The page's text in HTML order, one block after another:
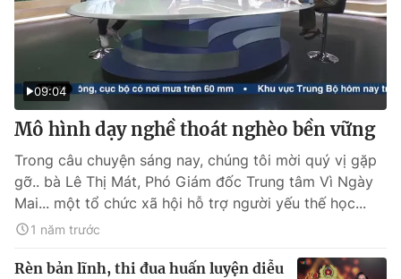
09:04
Mô hình dạy nghề thoát nghèo bền vững
Trong câu chuyện sáng nay, chúng tôi mời quý vị gặp
gỡ.. bà Lê Thị Mát, Phó Giám đốc Trung tâm Vì Ngày
Mai... một tổ chức xã hội hỗ trợ người yếu thế học...
1 năm trước
Rèn bản lĩnh, thi đua huấn luyện diễu